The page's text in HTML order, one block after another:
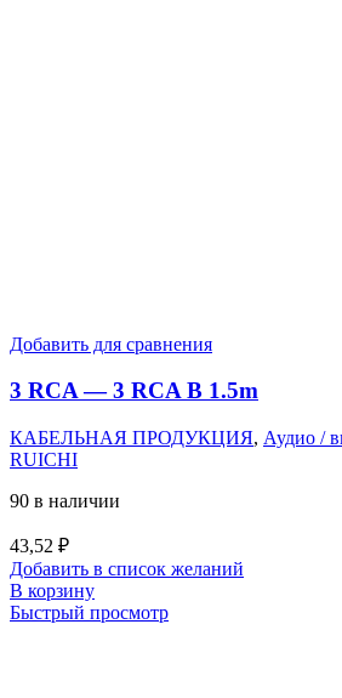
Добавить для сравнения
3 RCA — 3 RCA B 1.5m
КАБЕЛЬНАЯ ПРОДУКЦИЯ, Аудио /
RUICHI
90 в наличии
43,52 ₽
Добавить в список желаний
В корзину
Быстрый просмотр